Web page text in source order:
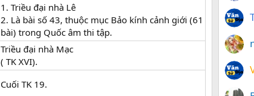
1. Triều đại nhà Lê
2. Là bài số 43, thuộc mục Bảo kính cảnh giới (61
bài) trong Quốc âm thi tập.
Triều đại nhà Mạc
( TK XVI).
Cuối TK 19.